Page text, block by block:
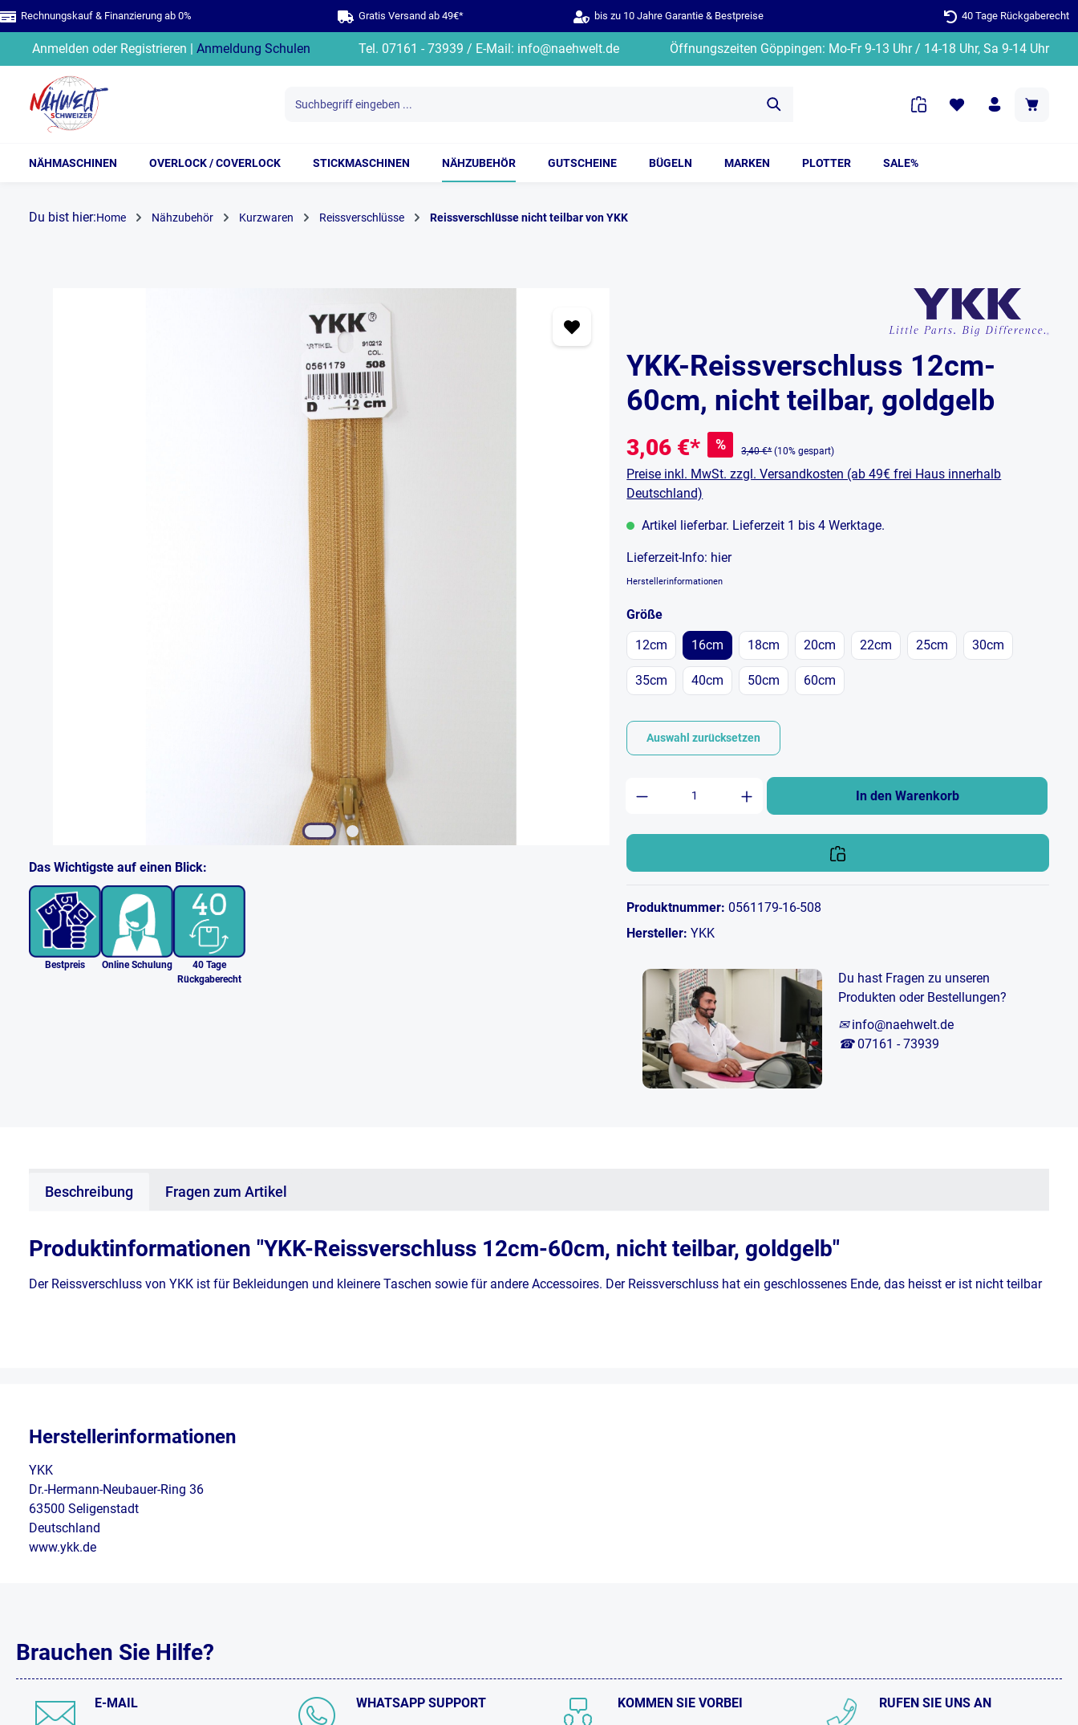
Zur Hauptnavigation springen
Rechnungskauf & Finanzierung ab 0% Gratis Versand ab 49€* bis zu 10 Jahre Garantie & Bestpreise 40 Tage Rückgaberecht
Anmelden oder Registrieren | Anmeldung Schulen Tel. 07161 - 73939 / E-Mail: info@naehwelt.de Öffnungszeiten Göppingen: Mo-Fr 9-13 Uhr / 14-18 Uhr, Sa 9-14 Uhr
NÄHMASCHINEN OVERLOCK / COVERLOCK STICKMASCHINEN NÄHZUBEHÖR GUTSCHEINE BÜGELN MARKEN PLOTTER SALE%
Du bist hier:Home Nähzubehör Kurzwaren Reissverschlüsse Reissverschlüsse nicht teilbar von YKK
Das Wichtigste auf einen Blick:
Bestpreis Online Schulung
40 Tage
Rückgaberecht
YKK-Reissverschluss 12cm-
60cm, nicht teilbar, goldgelb
3,06 €* % 3,40 €* (10% gespart)
Preise inkl. MwSt. zzgl. Versandkosten (ab 49€ frei Haus innerhalb
Deutschland)
Artikel lieferbar. Lieferzeit 1 bis 4 Werktage.
Lieferzeit-Info: hier
Herstellerinformationen
Größeauswählen
12cm 16cm 18cm 20cm 22cm 25cm 30cm
35cm 40cm 50cm 60cm
Auswahl zurücksetzen
Produkt Anzahl: Gib den gewünschten Wert ein
In den Warenkorb
Produktnummer:0561179-16-508
Hersteller:YKK
Du hast Fragen zu unseren
Produkten oder Bestellungen?
✉ info@naehwelt.de
☎ 07161 - 73939
Beschreibung Fragen zum Artikel
Produktinformationen "YKK-Reissverschluss 12cm-60cm, nicht teilbar, goldgelb"
Der Reissverschluss von YKK ist für Bekleidungen und kleinere Taschen sowie für andere Accessoires. Der Reissverschluss hat ein geschlossenes Ende, das heisst er ist nicht teilbar
Herstellerinformationen
YKK
Dr.-Hermann-Neubauer-Ring 36
63500 Seligenstadt
Deutschland
www.ykk.de
Brauchen Sie Hilfe?
E-MAIL
WHATSAPP SUPPORT
KOMMEN SIE VORBEI
RUFEN SIE UNS AN